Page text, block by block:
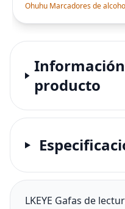
producto
LKEYE Gafas de